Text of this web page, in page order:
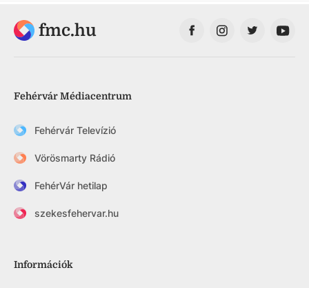
fmc.hu
Fehérvár Médiacentrum
Fehérvár Televízió
Vörösmarty Rádió
FehérVár hetilap
szekesfehervar.hu
Információk